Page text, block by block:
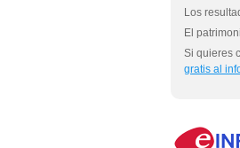
Los
El
Si quieres
gratis al